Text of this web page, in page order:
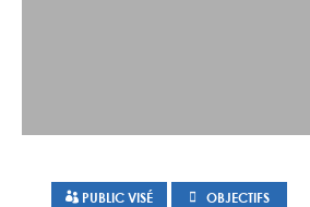
PUBLIC VISÉ OBJECTIFS